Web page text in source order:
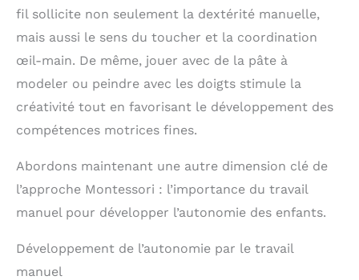
des chiffres, des signes mathématiques, cela rend
enfants, stimule la pensée logique. ◆Largement
application:Bâtons d'intelligence mathématique
colorée non seulement pour les mathématiques
mais aussi pour le jeu imaginatif et créatif, c'est une
vos enfants pendant que vous jouez ensemble.
fil sollicite non seulement la dextérité manuelle,
mais aussi le sens du toucher et la coordination
œil-main. De même, jouer avec de la pâte à
modeler ou peindre avec les doigts stimule la
créativité tout en favorisant le développement des
compétences motrices fines.
Abordons maintenant une autre dimension clé de
l’approche Montessori : l’importance du travail
manuel pour développer l’autonomie des enfants.
Développement de l’autonomie par le travail
manuel